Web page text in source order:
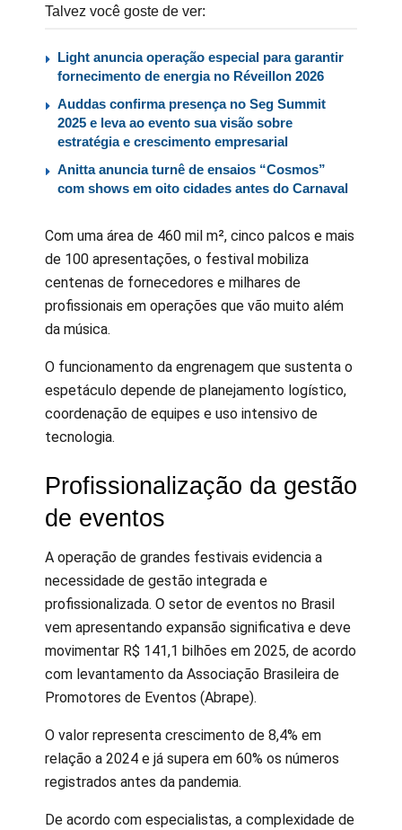
Talvez você goste de ver:
Light anuncia operação especial para garantir
fornecimento de energia no Réveillon 2026
Auddas confirma presença no Seg Summit
2025 e leva ao evento sua visão sobre
estratégia e crescimento empresarial
Anitta anuncia turnê de ensaios “Cosmos”
com shows em oito cidades antes do Carnaval
Com uma área de 460 mil m², cinco palcos e mais
de 100 apresentações, o festival mobiliza
centenas de fornecedores e milhares de
profissionais em operações que vão muito além
da música.
O funcionamento da engrenagem que sustenta o
espetáculo depende de planejamento logístico,
coordenação de equipes e uso intensivo de
tecnologia.
Profissionalização da gestão
de eventos
A operação de grandes festivais evidencia a
necessidade de gestão integrada e
profissionalizada. O setor de eventos no Brasil
vem apresentando expansão significativa e deve
movimentar R$ 141,1 bilhões em 2025, de acordo
com levantamento da Associação Brasileira de
Promotores de Eventos (Abrape).
O valor representa crescimento de 8,4% em
relação a 2024 e já supera em 60% os números
registrados antes da pandemia.
De acordo com especialistas, a complexidade de